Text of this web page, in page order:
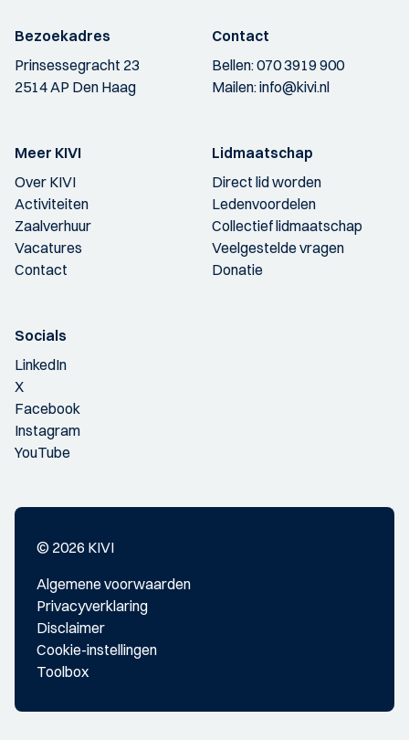
Bezoekadres
Prinsessegracht 23
2514 AP Den Haag
Contact
Bellen:070 3919 900
Mailen:info@kivi.nl
Meer KIVI
Over KIVI
Activiteiten
Zaalverhuur
Vacatures
Contact
Lidmaatschap
Direct lid worden
Ledenvoordelen
Collectief lidmaatschap
Veelgestelde vragen
Donatie
Socials
LinkedIn
X
Facebook
Instagram
YouTube
© 2026 KIVI
Algemene voorwaarden
Privacyverklaring
Disclaimer
Cookie-instellingen
Toolbox